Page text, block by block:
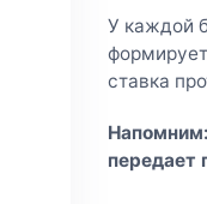
У каждой
ставка
передает